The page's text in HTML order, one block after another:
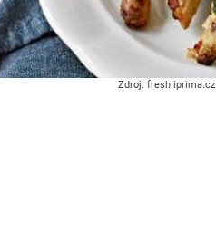
Zdroj: fresh.iprima.cz